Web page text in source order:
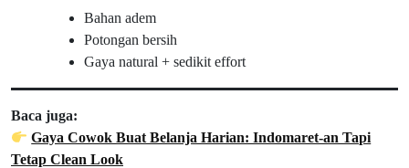
Bahan adem
Potongan bersih
Gaya natural + sedikit effort
Baca juga:
Gaya Cowok Buat Belanja Harian: Indomaret-an Tapi
Tetap Clean Look